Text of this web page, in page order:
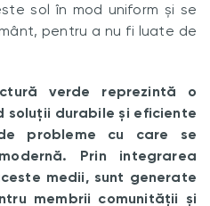
sol în mod uniform și se
pentru a nu fi luate de
verde reprezintă o
soluții durabile și eficiente
probleme cu care se
Prin integrarea
medii, sunt generate
membrii comunității și